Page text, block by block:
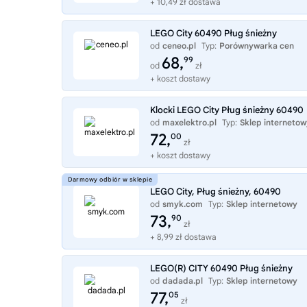
LEGO City 60490 Pług śnieżny
od ceneo.pl Typ: Porównywarka cen
od 68,99
zł
+ koszt dostawy
Klocki LEGO City Pług śnieżny 60490
od maxelektro.pl Typ: Sklep
72,00
zł
+ koszt dostawy
LEGO City, Pług śnieżny, 60490
od smyk.com Typ: Sklep internetowy
73,90
zł
+ 8,99 zł dostawa
LEGO(R) CITY 60490 Pług śnieżny
od dadada.pl Typ: Sklep internetowy
77,05
zł